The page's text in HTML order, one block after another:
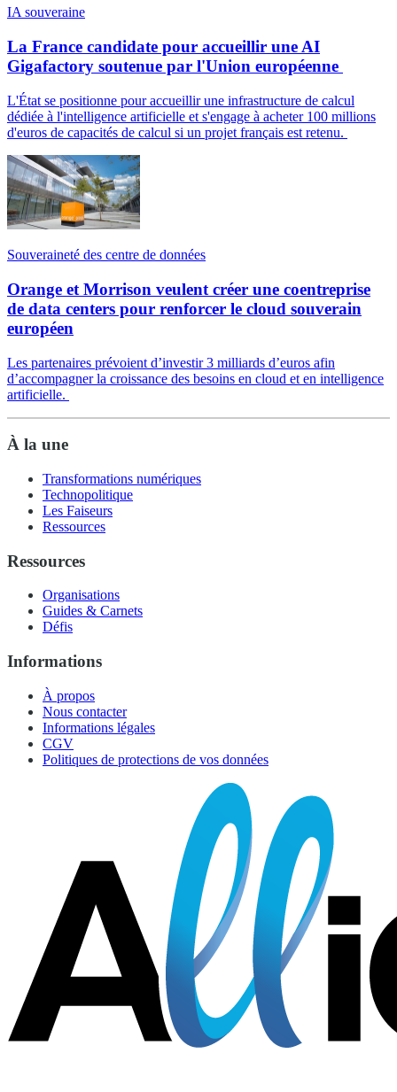
IA souveraine
La France candidate pour accueillir une AI
Gigafactory soutenue par l'Union européenne
L'État se positionne pour accueillir une infrastructure de calcul
dédiée à l'intelligence artificielle et s'engage à acheter 100 millions
d'euros de capacités de calcul si un projet français est retenu.
Souveraineté des centre de données
Orange et Morrison veulent créer une coentreprise
de data centers pour renforcer le cloud souverain
européen
Les partenaires prévoient d’investir 3 milliards d’euros afin
d’accompagner la croissance des besoins en cloud et en intelligence
artificielle.
À la une
Transformations numériques
Technopolitique
Les Faiseurs
Ressources
Ressources
Organisations
Guides & Carnets
Défis
Informations
À propos
Nous contacter
Informations légales
CGV
Politiques de protections de vos données